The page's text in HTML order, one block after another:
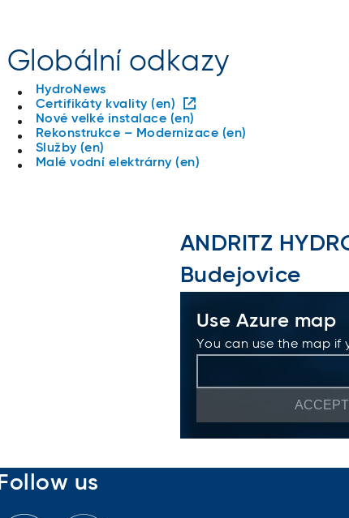
Globální odkazy
HydroNews
Certifikáty kvality (en)
Nové velké instalace (en)
Rekonstrukce – Modernizace (en)
Služby (en)
Malé vodní elektrárny (en)
ANDRITZ
Budejovice
Use Azure map
You can use the map if
Follow us